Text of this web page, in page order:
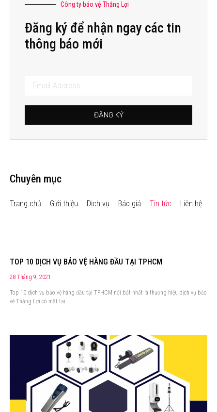
Công ty bảo vệ Thắng Lợi
Đăng ký để nhận ngay các tin
thông báo mới
ĐĂNG KÝ
Chuyên mục
Trang chủ Giới thiệu Dịch vụ Báo giá Tin tức Liên hệ
TOP 10 DỊCH VỤ BẢO VỆ HÀNG ĐẦU TẠI TPHCM
28 Tháng 9, 2021
Top 10 dịch vụ bảo vệ hàng đầu tại TPHCM nổi bật nhất là thương hiệu dịch vụ bảo
vệ Thắng Lợi có mặt tại